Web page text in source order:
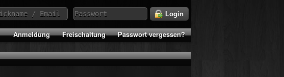
Login
Anmeldung Freischaltung Passwort vergessen?